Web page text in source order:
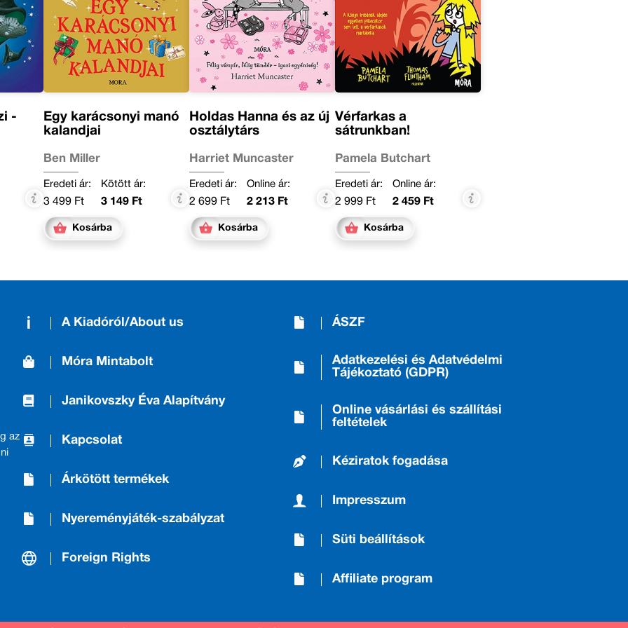
-
Egy karácsonyi manó
kalandjai
Ben Miller
Eredeti ár:
3 499 Ft
Kötött ár:
3 149 Ft
Kosárba
Holdas Hanna és az új
osztálytárs
Harriet Muncaster
Eredeti ár:
2 699 Ft
Online ár:
2 213 Ft
Kosárba
Vérfarkas a
sátrunkban!
Pamela Butchart
Eredeti ár:
2 999 Ft
Online ár:
2 459 Ft
Kosárba
az
A Kiadóról/About us
Móra Mintabolt
Janikovszky Éva Alapítvány
Kapcsolat
Árkötött termékek
Nyereményjáték-szabályzat
Foreign Rights
ÁSZF
Adatkezelési és Adatvédelmi
Tájékoztató (GDPR)
Online vásárlási és szállítási
feltételek
Kéziratok fogadása
Impresszum
Süti beállítások
Affiliate program